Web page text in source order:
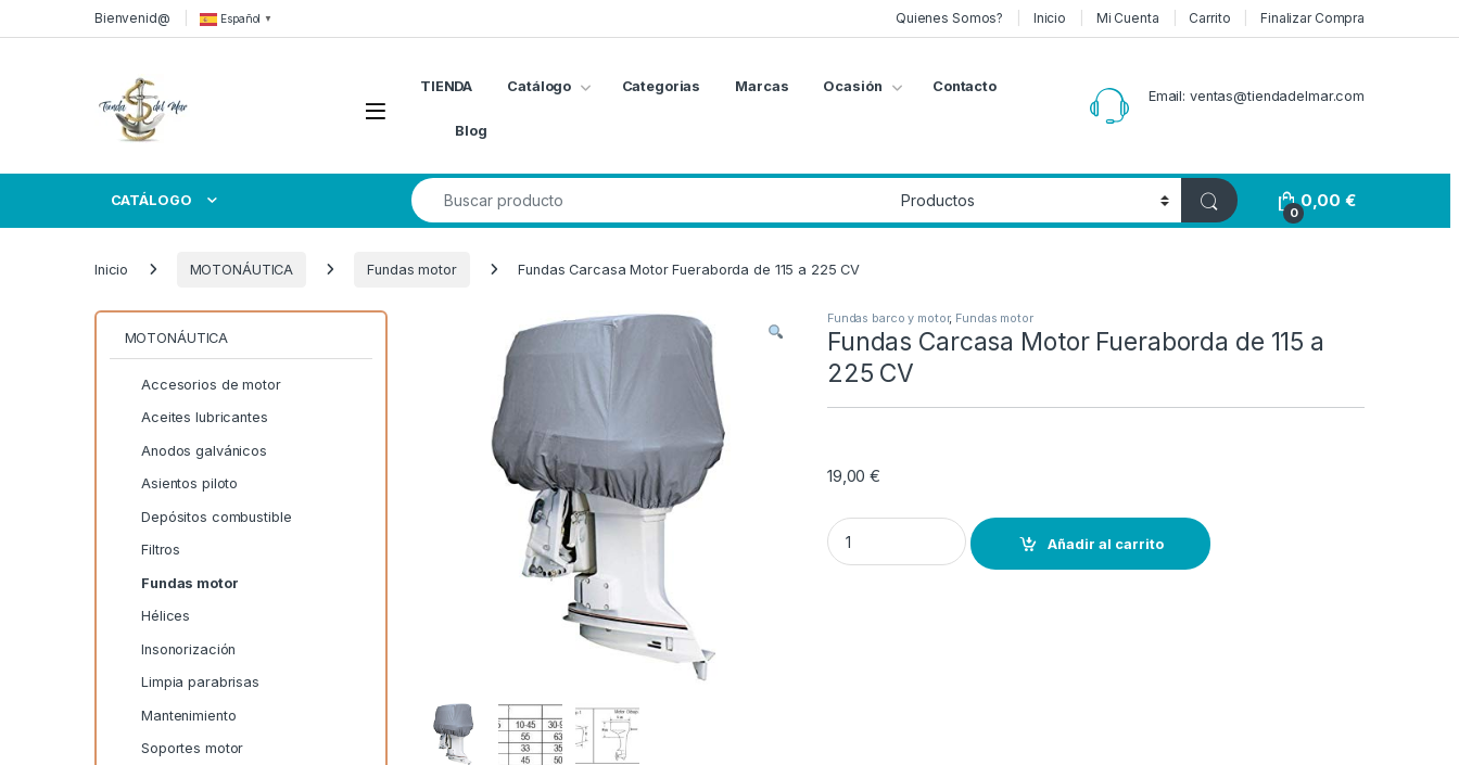
Skip to navigation
Skip to contentBienvenid@ Español ▼ Quienes Somos? Inicio Mi Cuenta Carrito Finalizar Compra
Open
TIENDA Catálogo Categorias Marcas Ocasión Contacto
Blog
Email: ventas@tiendadelmar.com
CATÁLOGO
Search for:
0
0,00€
Inicio MOTONÁUTICA Fundas motor Fundas Carcasa Motor Fueraborda de 115 a 225 CV
Fundas barco y motor, Fundas motor
Fundas Carcasa Motor Fueraborda de 115 a
225 CV
19,00€
Fundas Carcasa Motor Fueraborda de 115 a 225 CV quantity
Añadir al carrito
MOTONÁUTICA
Accesorios de motor
Aceites lubricantes
Anodos galvánicos
Asientos piloto
Depósitos combustible
Filtros
Fundas motor
Hélices
Insonorización
Limpia parabrisas
Mantenimiento
Soportes motor